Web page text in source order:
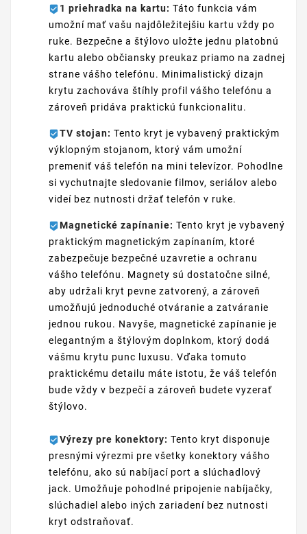
1 priehradka na kartu: Táto funkcia vám
umožní mať vašu najdôležitejšiu kartu vždy po
ruke. Bezpečne a štýlovo uložte jednu platobnú
kartu alebo občiansky preukaz priamo na zadnej
strane vášho telefónu. Minimalistický dizajn
krytu zachováva štíhly profil vášho telefónu a
zároveň pridáva praktickú funkcionalitu.
TV stojan: Tento kryt je vybavený praktickým
výklopným stojanom, ktorý vám umožní
premeniť váš telefón na mini televízor. Pohodlne
si vychutnajte sledovanie filmov, seriálov alebo
videí bez nutnosti držať telefón v ruke.
Magnetické zapínanie: Tento kryt je vybavený
praktickým magnetickým zapínaním, ktoré
zabezpečuje bezpečné uzavretie a ochranu
vášho telefónu. Magnety sú dostatočne silné,
aby udržali kryt pevne zatvorený, a zároveň
umožňujú jednoduché otváranie a zatváranie
jednou rukou. Navyše, magnetické zapínanie je
elegantným a štýlovým doplnkom, ktorý dodá
vášmu krytu punc luxusu. Vďaka tomuto
praktickému detailu máte istotu, že váš telefón
bude vždy v bezpečí a zároveň budete vyzerať
štýlovo.
Výrezy pre konektory: Tento kryt disponuje
presnými výrezmi pre všetky konektory vášho
telefónu, ako sú nabíjací port a slúchadlový
jack. Umožňuje pohodlné pripojenie nabíjačky,
slúchadiel alebo iných zariadení bez nutnosti
kryt odstraňovať.